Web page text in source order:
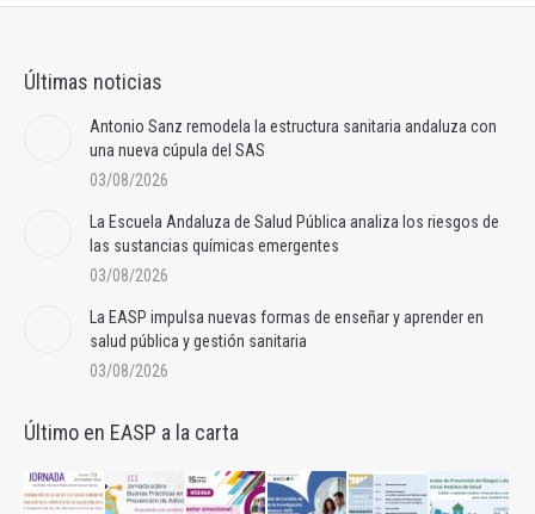
Últimas noticias
Antonio Sanz remodela la estructura sanitaria andaluza con
una nueva cúpula del SAS
03/08/2026
La Escuela Andaluza de Salud Pública analiza los riesgos de
las sustancias químicas emergentes
03/08/2026
La EASP impulsa nuevas formas de enseñar y aprender en
salud pública y gestión sanitaria
03/08/2026
Último en EASP a la carta